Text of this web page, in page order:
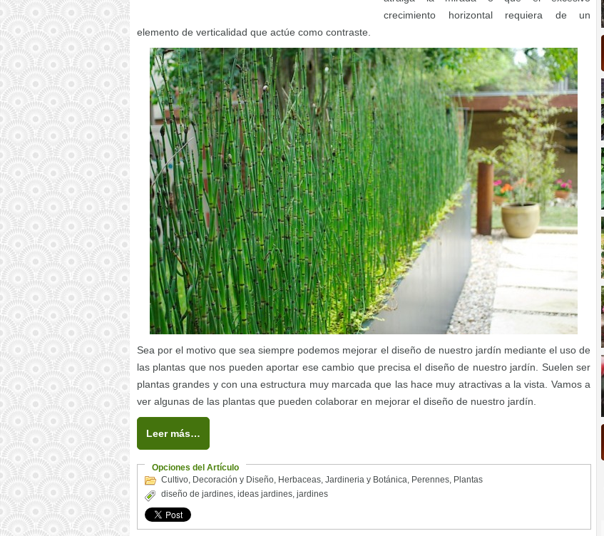
crecimiento horizontal requiera de un
elemento de verticalidad que actúe como contraste.
Sea por el motivo que sea siempre podemos mejorar el diseño de nuestro jardín mediante el uso de
las plantas que nos pueden aportar ese cambio que precisa el diseño de nuestro jardín. Suelen ser
plantas grandes y con una estructura muy marcada que las hace muy atractivas a la vista. Vamos a
ver algunas de las plantas que pueden colaborar en mejorar el diseño de nuestro jardín.
Leer más…
Opciones del Artículo
Cultivo, Decoración y Diseño, Herbaceas, Jardineria y Botánica, Perennes, Plantas
diseño de jardines, ideas jardines, jardines